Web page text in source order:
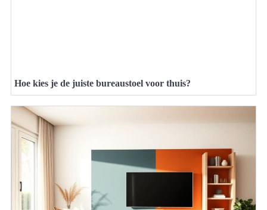
Hoe kies je de juiste bureaustoel voor thuis?